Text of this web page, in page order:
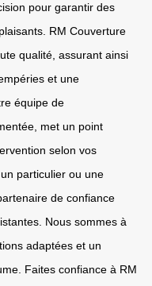
pour garantir des
RM Couverture
qualité, assurant ainsi
et une
équipe de
met un point
selon vos
particulier ou une
de confiance
Nous sommes à
adaptées et un
Faites confiance à RM